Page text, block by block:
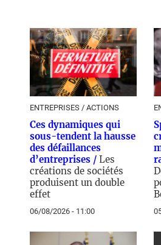
ENTREPRISES / ACTIONS
Ces dynamiques qui
sous-tendent la hausse
des défaillances
d’entreprises / Les
créations de sociétés
produisent un double
effet
06/08/2026 - 11:00